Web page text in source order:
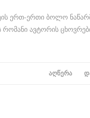
ერთ-ერთი ბოლო
რომანი ავტორის
ᲐᲦᲬᲔᲠᲐ